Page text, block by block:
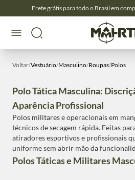
Frete grátis para todo o Brasil em
Voltar/Vestuário/Masculino/Roupas/Polos
Polo Tática Masculina:
Aparência Profissional
Polos militares e operacionais em
técnicos de secagem rápida. Feitas
atiradores esportivos e profissionais
uniforme sem abrir mão da
Polos Táticas e Militares